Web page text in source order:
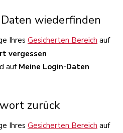
wiederfinden
Ihres Gesicherten Bereich auf
vergessen
auf Meine Login-Daten
zurück
Ihres Gesicherten Bereich auf